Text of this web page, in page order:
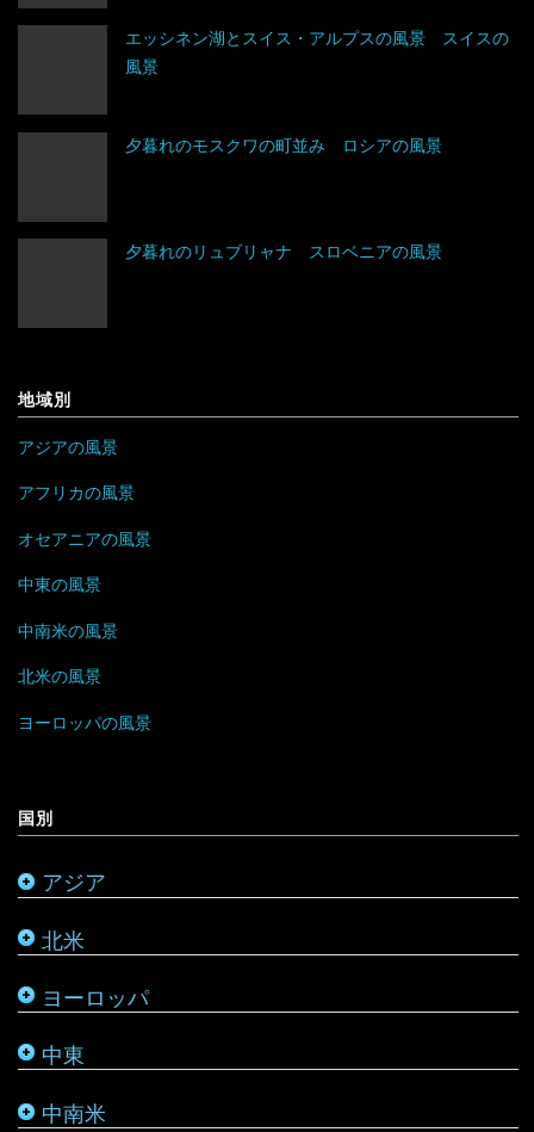
エッシネン湖とスイス・アルプスの風景 スイスの
風景
夕暮れのモスクワの町並み ロシアの風景
夕暮れのリュブリャナ スロベニアの風景
地域別
アジアの風景
アフリカの風景
オセアニアの風景
中東の風景
中南米の風景
北米の風景
ヨーロッパの風景
国別
アジア
中国
パキスタン
ブータン
ベトナム
ボルネオ
マレーシア
モルディブ
北米
カナダ
メキシコ
ヨーロッパ
フィンランド
ブルガリア
ベルギー
マルタ
モナコ
モンテネグロ
リトアニア
ルクセンブルク
ロシア
タタールスタン共和国
中東
イエメン
イスラエル
イラン
クウェート
バーレーン
パレスチナ
ヨルダン
レバノン
中南米
グアテマラ
コスタリカ
ジャマイカ
トリニダード・トバゴ
ニカラグア
ハイチ
パラグアイ
ブラジル
ベネズエラ
ベリーズ
ペルー
ボリビア
ホンジュラス
ウガンダ
エチオピア
カメルーン
ザンビア
ジンバブエ
スーダン
チュニジア
マダガスカル
マラウイ
南アフリカ
モザンビーク
モロッコ
モーリシャス
オーストラリア
サモア
ソロモン諸島
トンガ
ニュージーランド
バヌアツ
パラオ